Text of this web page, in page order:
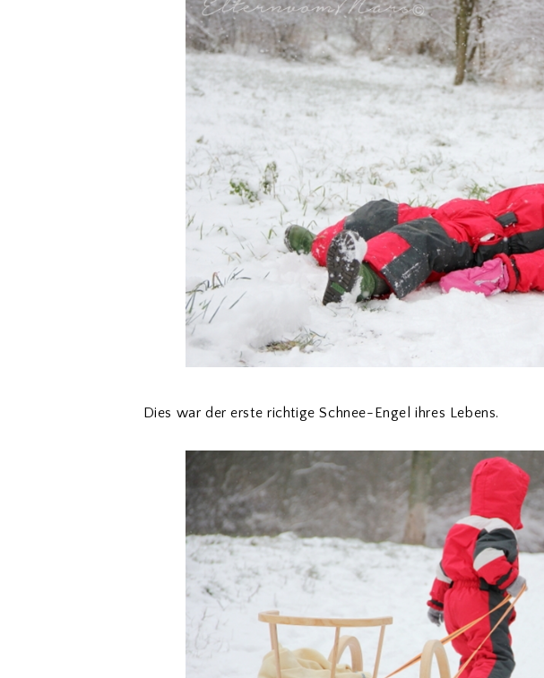
Dies war der erste richtige Schnee-Engel ihres Lebens.